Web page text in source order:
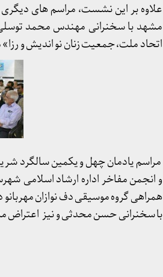
علاوه بر این نشست، مراسم های
مشهد با سخنرانی مهندس محمد
اتحاد ملت، جمعیت زنان نو اندیش و رزا»
مراسم یادمان چهل و یکمین سالگرد
و انجمن مفاخر اداره ارشاد اسلامی
با سخنرانی حسن محدثی و نیز اعتراض